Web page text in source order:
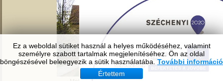
Ez a weboldal sütiket használ a helyes működéséhez, valamint
személyre szabott tartalmak megjelenítéséhez. Ön az oldal
böngészésével beleegyezik a sütik használatába. További információ
Értettem